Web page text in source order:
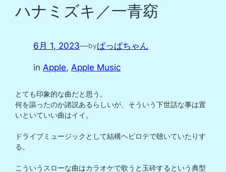
ハナミズキ／一青窈
6月 1, 2023—byぱっぱちゃん
in Apple, Apple Music
とても印象的な曲だと思う。
何を謳ったのか諸説あるらしいが、そういう下世話な事は置
いといていい曲はイイ。
ドライブミュージックとして結構ヘビロテで聴いていたりす
る。
こういうスローな曲はカラオケで歌うと玉砕するという典型